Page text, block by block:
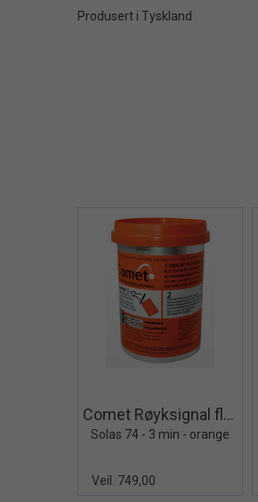
Produsert i Tyskland
Comet Røyksignal flytende
Solas 74 - 3 min - orange
Veil. 749,00